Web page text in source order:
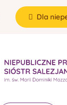
Dla